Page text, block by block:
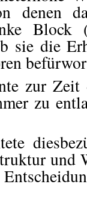
denen
Block
sie die
zur Zeit
zu
und